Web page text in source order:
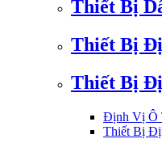
Thiết Bị
Thiết Bị
Thiết Bị
Định Vị Ô
Thiết Bị